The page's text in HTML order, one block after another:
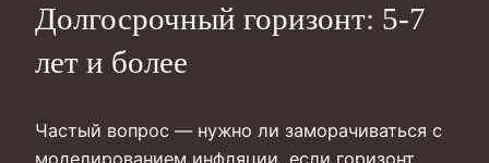
Долгосрочный горизонт: 5-7
лет и более
Частый вопрос — нужно ли заморачиваться с
моделированием инфляции, если горизонт